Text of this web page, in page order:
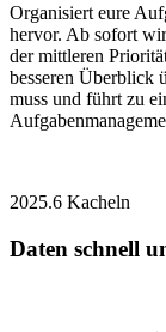
Organisiert eure
hervor. Ab sofort
der mittleren
besseren Überblick
muss und führt zu
2025.6 Kacheln
Daten schnell